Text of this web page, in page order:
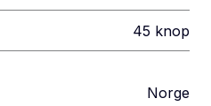
45 knop
Norge